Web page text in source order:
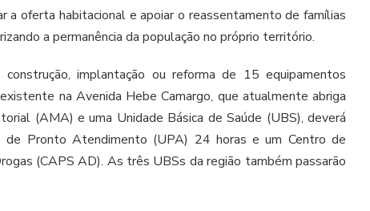
a oferta habitacional e apoiar o reassentamento de famílias
a permanência da população no próprio território.
implantação ou reforma de 15 equipamentos
na Avenida Hebe Camargo, que atualmente abriga
(AMA) e uma Unidade Básica de Saúde (UBS), deverá
de Pronto Atendimento (UPA) 24 horas e um Centro de
(CAPS AD). As três UBSs da região também passarão